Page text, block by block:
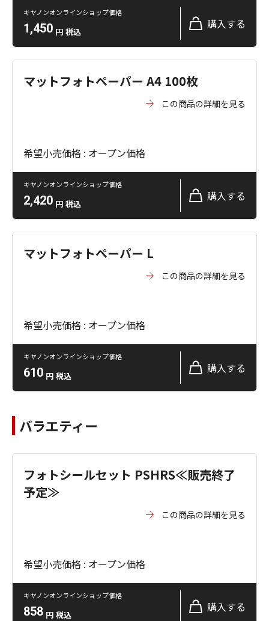
キヤノンオンラインショップ価格
1,450 円 税込
購入する
マットフォトペーパー A4 100枚
この商品の詳細を見る
希望小売価格 : オープン価格
キヤノンオンラインショップ価格
2,420 円 税込
購入する
マットフォトペーパー L
この商品の詳細を見る
希望小売価格 : オープン価格
キヤノンオンラインショップ価格
610 円 税込
購入する
バラエティー
フォトシールセット PSHRS≪販売終了
予定≫
この商品の詳細を見る
希望小売価格 : オープン価格
キヤノンオンラインショップ価格
858 円 税込
購入する